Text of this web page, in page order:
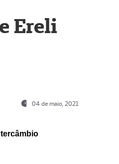
Ereli
04 de maio, 2021